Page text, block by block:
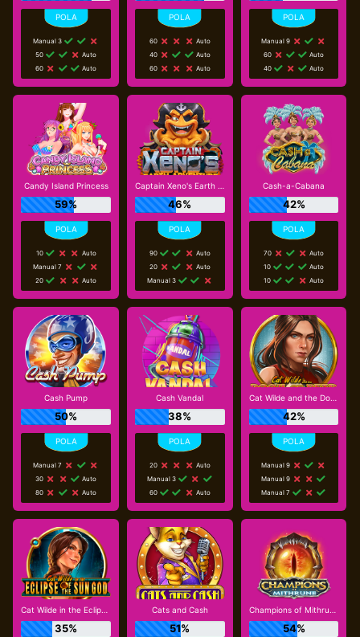
Manual 3
50
Auto
60
Auto
60
Auto
40
Auto
60
Auto
Manual 9
60
Auto
40
Auto
Candy Island Princess
59%
10
Auto
Manual 7
20
Auto
Captain Xeno's Earth Adventure
46%
90
Auto
20
Auto
Manual 3
Cash-a-Cabana
42%
70
Auto
10
Auto
10
Auto
Cash Pump
50%
Manual 7
30
Auto
80
Auto
Cash Vandal
38%
20
Auto
Manual 3
60
Auto
Cat Wilde and the Doom of Dead
42%
Manual 9
Manual 9
Manual 7
Cat Wilde in the Eclipse of the Sun God
35%
Cats and Cash
51%
Champions of Mithrune
54%